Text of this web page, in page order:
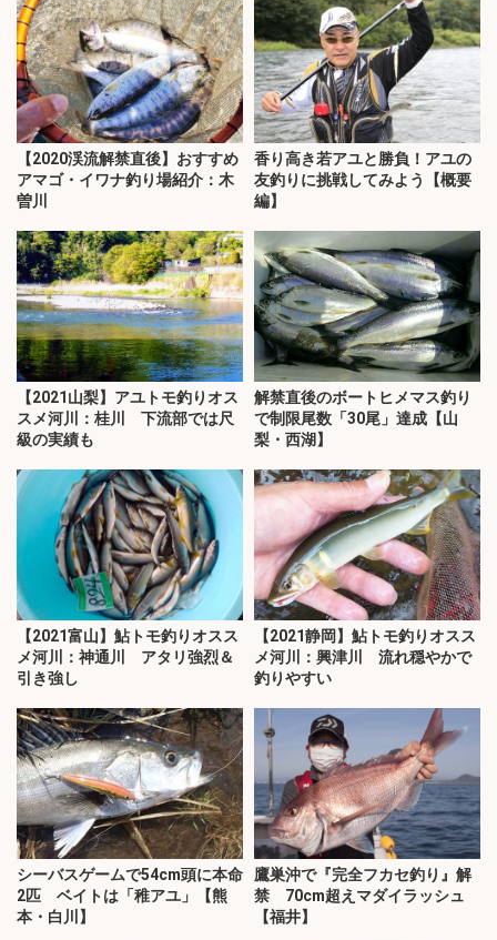
【2020渓流解禁直後】おすすめ
アマゴ・イワナ釣り場紹介：木
曽川
香り高き若アユと勝負！アユの
友釣りに挑戦してみよう【概要
編】
【2021山梨】アユトモ釣りオス
スメ河川：桂川 下流部では尺
級の実績も
解禁直後のボートヒメマス釣り
で制限尾数「30尾」達成【山
梨・西湖】
【2021富山】鮎トモ釣りオスス
メ河川：神通川 アタリ強烈＆
引き強し
【2021静岡】鮎トモ釣りオスス
メ河川：興津川 流れ穏やかで
釣りやすい
シーバスゲームで54cm頭に本命
2匹 ベイトは「稚アユ」【熊
本・白川】
鷹巣沖で『完全フカセ釣り』解
禁 70cm超えマダイラッシュ
【福井】